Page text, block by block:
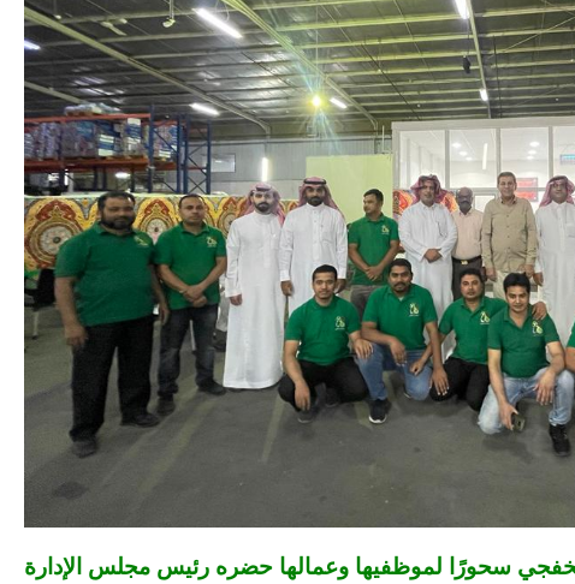
بالخفجي سحورًا لموظفيها وعمالها حضره رئيس مجلس الإدارة